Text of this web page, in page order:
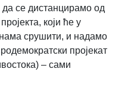
се дистанцирамо од
који ће у
срушити, и надамо
пројекат
– сами